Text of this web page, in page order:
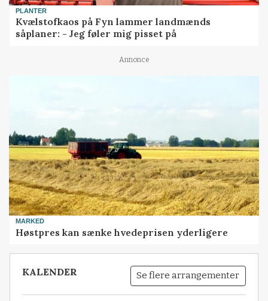
PLANTER
Kvælstofkaos på Fyn lammer landmænds
såplaner: - Jeg føler mig pisset på
Annonce
MARKED
Høstpres kan sænke hvedeprisen yderligere
KALENDER Se flere arrangementer